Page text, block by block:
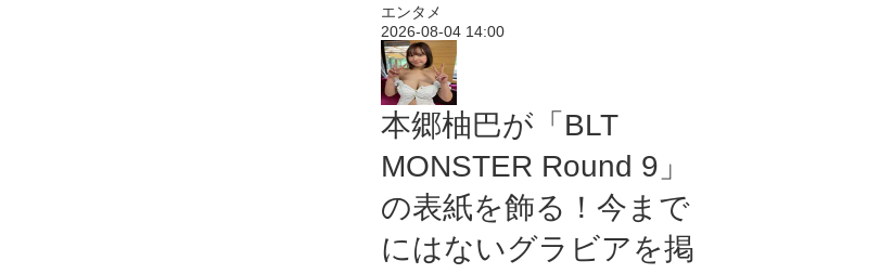
エンタメ
2026-08-04 14:00
本郷柚巴が「BLT
MONSTER Round 9」
の表紙を飾る！今まで
にはないグラビアを掲